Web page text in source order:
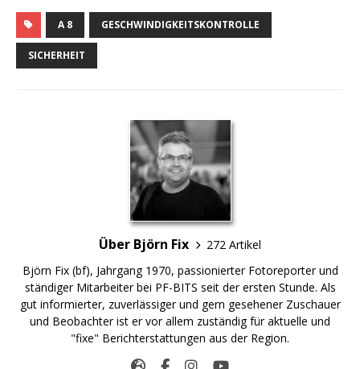
A 8 GESCHWINDIGKEITSKONTROLLE
SICHERHEIT
Über Björn Fix
272 Artikel
Björn Fix (bf), Jahrgang 1970, passionierter Fotoreporter und
ständiger Mitarbeiter bei PF-BITS seit der ersten Stunde. Als
gut informierter, zuverlässiger und gern gesehener Zuschauer
und Beobachter ist er vor allem zuständig für aktuelle und
"fixe" Berichterstattungen aus der Region.